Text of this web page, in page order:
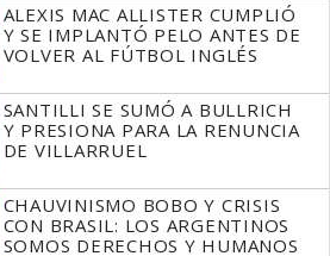
ALEXIS MAC ALLISTER CUMPLIÓ
Y SE IMPLANTÓ PELO ANTES DE
VOLVER AL FÚTBOL INGLÉS
SANTILLI SE SUMÓ A BULLRICH
Y PRESIONA PARA LA RENUNCIA
DE VILLARRUEL
CHAUVINISMO BOBO Y CRISIS
CON BRASIL: LOS ARGENTINOS
SOMOS DERECHOS Y HUMANOS